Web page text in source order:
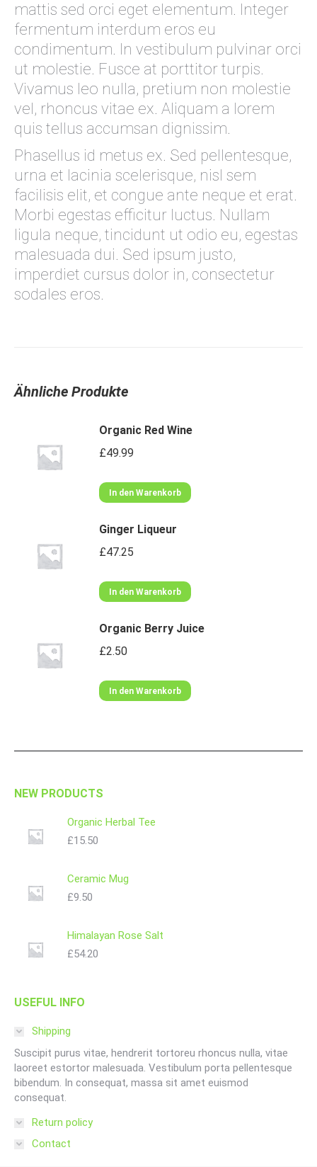
mattis sed orci eget elementum. Integer
fermentum interdum eros eu
condimentum. In vestibulum pulvinar orci
ut molestie. Fusce at porttitor turpis.
Vivamus leo nulla, pretium non molestie
vel, rhoncus vitae ex. Aliquam a lorem
quis tellus accumsan dignissim.
Phasellus id metus ex. Sed pellentesque,
urna et lacinia scelerisque, nisl sem
facilisis elit, et congue ante neque et erat.
Morbi egestas efficitur luctus. Nullam
ligula neque, tincidunt ut odio eu, egestas
malesuada dui. Sed ipsum justo,
imperdiet cursus dolor in, consectetur
sodales eros.
Ähnliche Produkte
Organic Red Wine
£49.99
In den Warenkorb
Ginger Liqueur
£47.25
In den Warenkorb
Organic Berry Juice
£2.50
In den Warenkorb
NEW PRODUCTS
Organic Herbal Tee
£15.50
Ceramic Mug
£9.50
Himalayan Rose Salt
£54.20
USEFUL INFO
Shipping
Suscipit purus vitae, hendrerit tortoreu rhoncus nulla, vitae
laoreet estortor malesuada. Vestibulum porta pellentesque
bibendum. In consequat, massa sit amet euismod
consequat.
Return policy
Contact